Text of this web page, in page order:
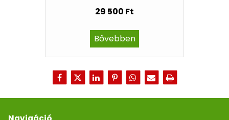
29 500 Ft
Bővebben